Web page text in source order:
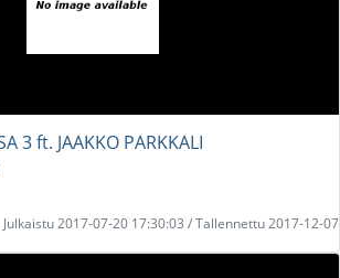
3 ft. JAAKKO PARKKALI
Julkaistu 2017-07-20 17:30:03 / Tallennettu 2017-12-07